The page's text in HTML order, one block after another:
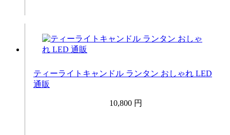
ティーライトキャンドル ランタン おしゃれ LED
通販
10,800 円